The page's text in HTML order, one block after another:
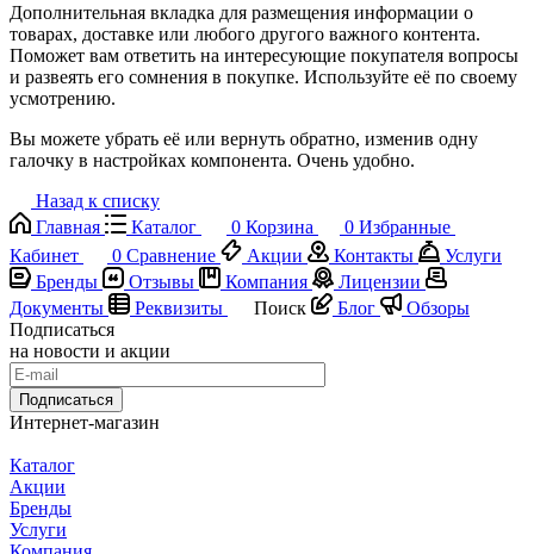
Дополнительная вкладка для размещения информации о
товарах, доставке или любого другого важного контента.
Поможет вам ответить на интересующие покупателя вопросы
и развеять его сомнения в покупке. Используйте её по своему
усмотрению.
Вы можете убрать её или вернуть обратно, изменив одну
галочку в настройках компонента. Очень удобно.
Назад к списку
Главная
Каталог 0 Корзина 0 Избранные
Кабинет
0 Сравнение Акции Контакты
Услуги
Бренды
Отзывы Компания
Лицензии
Документы
Реквизиты Поиск Блог
Обзоры
Подписаться
на новости и акции
Подписаться
Интернет-магазин
Каталог
Акции
Бренды
Услуги